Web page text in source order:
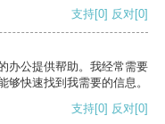
支持[0] 反对[0]
办公提供帮助。我经常需要
快速找到我需要的信息。
支持[0] 反对[0]